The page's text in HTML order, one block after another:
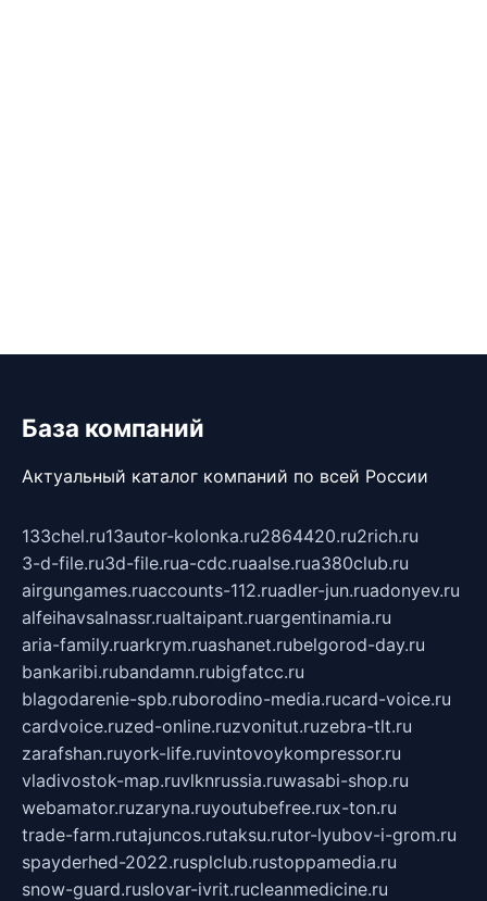
База компаний
Актуальный каталог компаний по всей России
133chel.ru13autor-kolonka.ru2864420.ru2rich.ru
3-d-file.ru3d-file.rua-cdc.ruaalse.rua380club.ru
airgungames.ruaccounts-112.ruadler-jun.ruadonyev.ru
alfeihavsalnassr.rualtaipant.ruargentinamia.ru
aria-family.ruarkrym.ruashanet.rubelgorod-day.ru
bankaribi.rubandamn.rubigfatcc.ru
blagodarenie-spb.ruborodino-media.rucard-voice.ru
cardvoice.ruzed-online.ruzvonitut.ruzebra-tlt.ru
zarafshan.ruyork-life.ruvintovoykompressor.ru
vladivostok-map.ruvlknrussia.ruwasabi-shop.ru
webamator.ruzaryna.ruyoutubefree.rux-ton.ru
trade-farm.rutajuncos.rutaksu.rutor-lyubov-i-grom.ru
spayderhed-2022.rusplclub.rustoppamedia.ru
snow-guard.ruslovar-ivrit.rucleanmedicine.ru